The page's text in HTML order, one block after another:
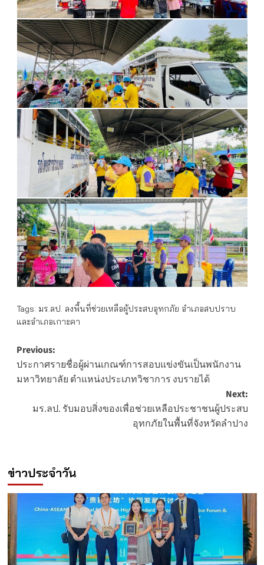
Tags: มร.ลป. ลงพื้นที่ช่วยเหลือผู้ประสบอุทกภัย อำเภอสบปราบ
และอำเภอเกาะคา
Post
navigation
Previous:
ประกาศรายชื่อผู้ผ่านเกณฑ์การสอบแข่งขันเป็นพนักงาน
มหาวิทยาลัย ตำแหน่งประเภทวิชาการ งบรายได้
Next:
มร.ลป. รับมอบสิ่งของเพื่อช่วยเหลือประชาชนผู้ประสบ
อุทกภัยในพื้นที่จังหวัดลำปาง
ข่าวประจำวัน